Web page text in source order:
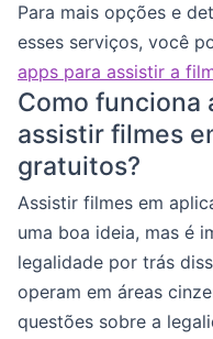
Para mais opções e
esses serviços, você
apps para assistir a
Como funciona
assistir filmes
gratuitos?
Assistir filmes em
uma boa ideia, mas é
legalidade por trás
operam em áreas
questões sobre a